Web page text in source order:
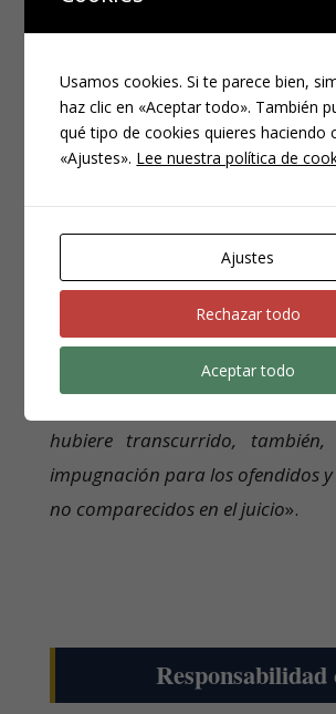
Ejecución de la
Conforme al artículo 974.1
«lPrincipio del formulario
a sentencia se llevará a
hubiere transcurrido,
impugnación para los ofendidos
no comparecidos en el juicio».
Responsabilidad
Usamos cookies. Si te parece bien,
haz clic en «Aceptar todo». También
qué tipo de cookies quieres haciendo
«Ajustes». Lee nuestra política de
Ajustes
Rechazar todo
Aceptar todo